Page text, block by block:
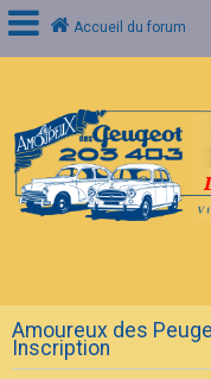
o
n
n
e
x
A
Q
Accueil du forum
Amoureux des
Inscription